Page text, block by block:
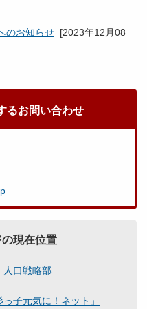
のお知らせ [2023年12月08
るお問い合わせ
現在位置
人口戦略部
子元気に！ネット」